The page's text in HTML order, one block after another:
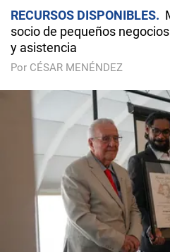
RECURSOS DISPONIBLES
socio de pequeños
y asistencia
Por CÉSAR MENÉNDEZ